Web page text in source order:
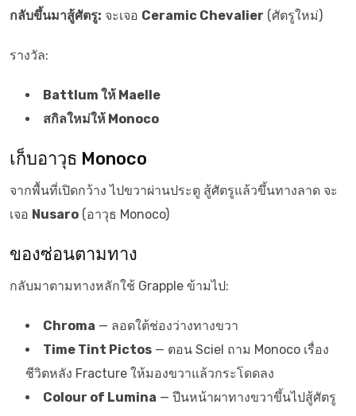
กลับขึ้นมาสู้ศัตรู: จะเจอ Ceramic Chevalier (ศัตรูใหม่)
รางวัล:
Battlum ให้ Maelle
สกิลใหม่ให้ Monoco
เก็บอาวุธ Monoco
จากพื้นที่เปิดกว้าง ไปขวาผ่านประตู สู้ศัตรูแล้วขึ้นทางลาด จะ
เจอ Nusaro (อาวุธ Monoco)
ของซ่อนตามทาง
กลับมาตามทางหลักใช้ Grapple ข้ามไป:
Chroma — ลอดใต้ช่องว่างทางขวา
Time Tint Pictos — ตอน Sciel ถาม Monoco เรื่อง
ชีวิตหลัง Fracture ให้มองขวาแล้วกระโดดลง
Colour of Lumina — ปีนหน้าผาทางขวาขึ้นไปสู้ศัตรู